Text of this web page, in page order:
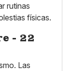
rutinas
físicas.
- 22
Las